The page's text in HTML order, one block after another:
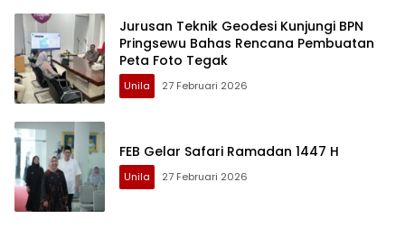
Jurusan Teknik Geodesi Kunjungi BPN
Pringsewu Bahas Rencana Pembuatan
Peta Foto Tegak
Unila 27 Februari 2026
FEB Gelar Safari Ramadan 1447 H
Unila 27 Februari 2026